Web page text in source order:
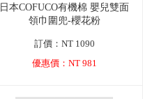
日本COFUCO有機棉 嬰兒雙面
領巾圍兜-櫻花粉
訂價：NT 1090
優惠價：NT 981